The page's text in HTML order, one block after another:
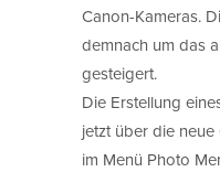
Canon-Kameras.
demnach um das
gesteigert.
Die Erstellung
jetzt über die neue
im Menü Photo